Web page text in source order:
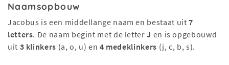
Naamsopbouw
Jacobus is een middellange naam en bestaat uit7
letters. De naam begint met de letterJ en is opgebouwd
uit 3 klinkers (a, o, u) en 4 medeklinkers (j, c, b, s).